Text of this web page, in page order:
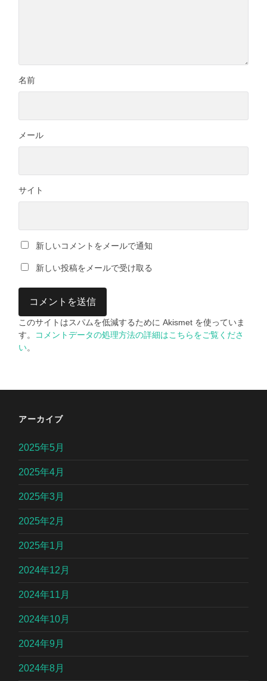
名前
メール
サイト
新しいコメントをメールで通知
新しい投稿をメールで受け取る
このサイトはスパムを低減するために Akismet を使っていま
す。
コメントデータの処理方法の詳細はこちらをご覧くださ
い。
アーカイブ
2025年5月
2025年4月
2025年3月
2025年2月
2025年1月
2024年12月
2024年11月
2024年10月
2024年9月
2024年8月